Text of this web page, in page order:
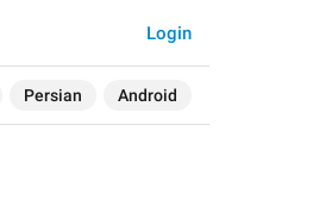
Persian Android
Login